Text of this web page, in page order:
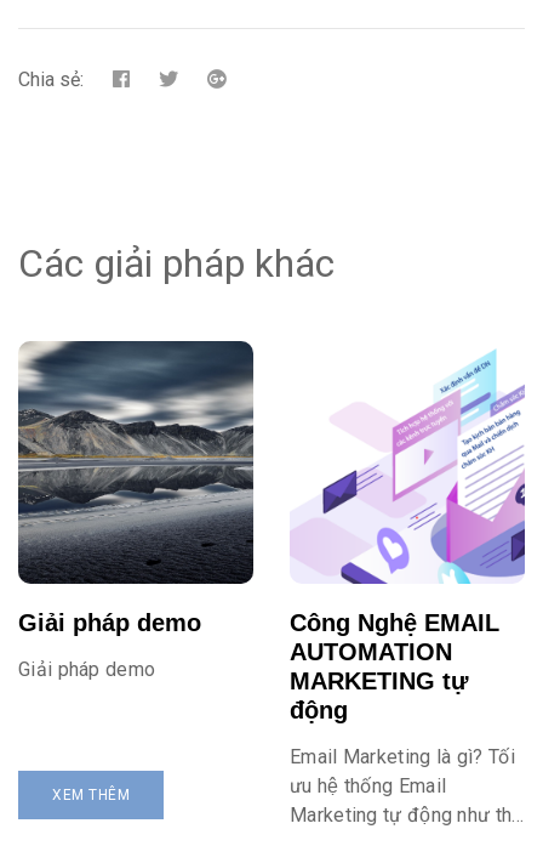
Chia sẻ:
Các giải pháp khác
Giải pháp demo
Giải pháp demo
XEM THÊM
Công Nghệ EMAIL
AUTOMATION
MARKETING tự
động
Email Marketing là gì? Tối
ưu hệ thống Email
Marketing tự động như thế